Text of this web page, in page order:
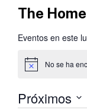
The
Eventos en este
Aviso No se ha
Próximos